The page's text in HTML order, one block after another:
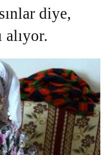
diye,